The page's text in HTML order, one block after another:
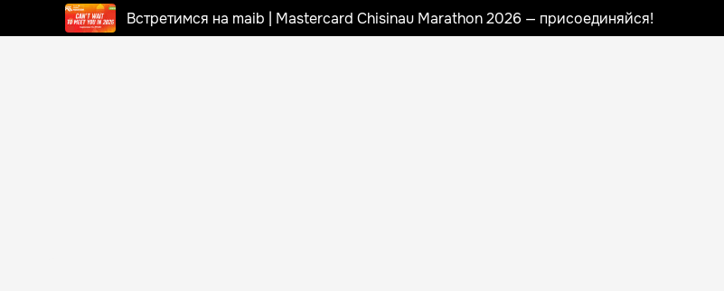
Встретимся на maib | Mastercard Chisinau Marathon 2026 — присоединяйся!